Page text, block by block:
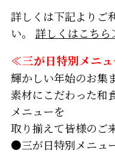
詳しくは下記よりご
い。 詳しくはこちら
≪三が日特別メニ
輝かしい年始のお集
素材にこだわった和
メニューを
取り揃えて皆様のご
●三が日特別メニュ